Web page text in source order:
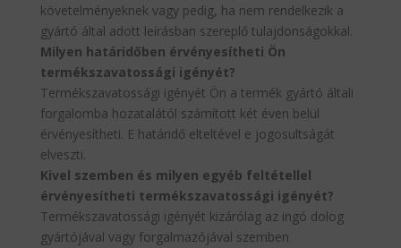
követelményeknek vagy pedig, ha nem rendelkezik a
gyártó által adott leírásban szereplő tulajdonságokkal.
Milyen határidőben érvényesítheti Ön
termékszavatossági igényét?
Termékszavatossági igényét Ön a termék gyártó általi
forgalomba hozatalától számított két éven belül
érvényesítheti. E határidő elteltével e jogosultságát
elveszti.
Kivel szemben és milyen egyéb feltétellel
érvényesítheti termékszavatossági igényét?
Termékszavatossági igényét kizárólag az ingó dolog
gyártójával vagy forgalmazójával szemben